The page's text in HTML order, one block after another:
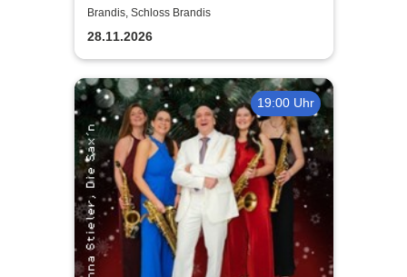
Kerzenschein -
Adventskonzert
Brandis, Schloss Brandis
28.11.2026
19:00 Uhr